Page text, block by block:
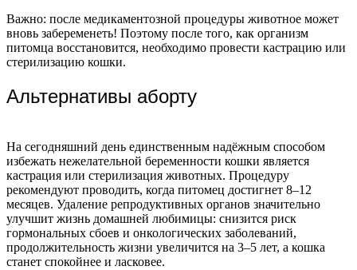
Важно: после медикаментозной процедуры животное может
вновь забеременеть! Поэтому после того, как организм
питомца восстановится, необходимо провести кастрацию или
стерилизацию кошки.
Альтернативы аборту
На сегодняшний день единственным надёжным способом
избежать нежелательной беременности кошки является
кастрация или стерилизация животных. Процедуру
рекомендуют проводить, когда питомец достигнет 8–12
месяцев. Удаление репродуктивных органов значительно
улучшит жизнь домашней любимицы: снизится риск
гормональных сбоев и онкологических заболеваний,
продолжительность жизни увеличится на 3–5 лет, а кошка
станет спокойнее и ласковее.